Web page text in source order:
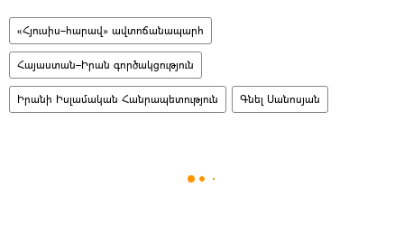
«Հյուսիս–հարավ» ավտոճանապարհ
Հայաստան–Իրան գործակցություն
Իրանի Իսլամական Հանրապետություն Գնել Սանոսյան